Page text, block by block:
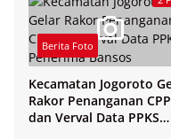
Berita Foto
Kecamatan Jogoroto
Rakor Penanganan CPP
dan Verval Data PPKS